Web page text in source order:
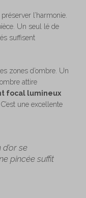
l’harmonie.
Un seul lé de
suffisent
zones d’ombre. Un
attire
focal lumineux
une excellente
se
pincée suffit